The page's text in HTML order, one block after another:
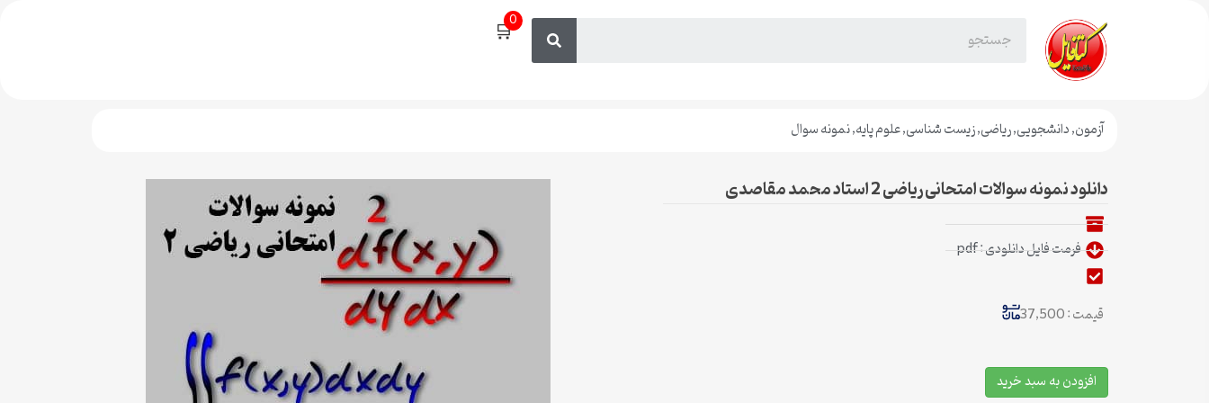
🛒0
آزمون,دانشجویی,ریاضی,زیست شناسی,علوم پایه,نمونه سوال
دانلود نمونه سوالات امتحانی ریاضی 2 استاد محمد مقاصدی
فرمت فایل دانلودی : pdf
قیمت : 37,500
افزودن به سبد خرید